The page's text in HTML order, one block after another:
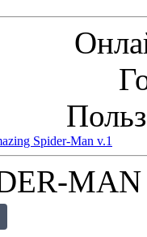
Spider-Man v.1
MAN